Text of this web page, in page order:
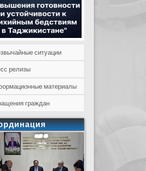
ситуации
релизы
материалы
граждан